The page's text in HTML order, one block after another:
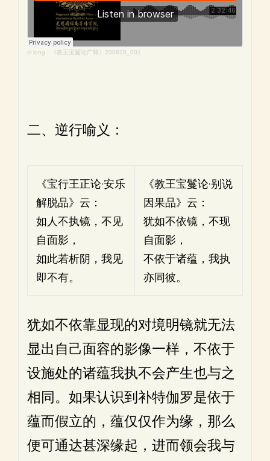
ci long · 《教王宝鬘论广释》200828_001
二、逆行喻义：
《宝行王正论·安乐
解脱品》云：
如人不执镜，不见
自面影，
如此若析阴，我见
即不有。
《教王宝鬘论·别说
因果品》云：
犹如不依镜，不现
自面影，
不依于诸蕴，我执
亦同彼。
犹如不依靠显现的对境明镜就无法
显出自己面容的影像一样，不依于
设施处的诸蕴我执不会产生也与之
相同。如果认识到补特伽罗是依于
蕴而假立的，蕴仅仅作为缘，那么
便可通达甚深缘起，进而领会我与